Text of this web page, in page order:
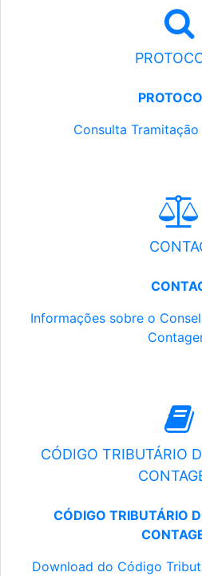
Consulta
Informações sobre o
CÓDIGO TRIBUTÁRIO
CÓDIGO TRIBUTÁRIO
Download do Código